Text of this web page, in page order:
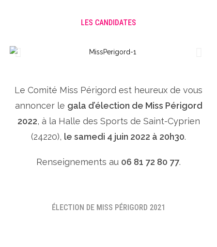
LES CANDIDATES
Le Comité Miss Périgord est heureux de vous
annoncer le gala d’élection de Miss Périgord
2022, à la Halle des Sports de Saint-Cyprien
(24220), le samedi 4 juin 2022 à 20h30.
Renseignements au 06 81 72 80 77.
ÉLECTION DE MISS PÉRIGORD 2021